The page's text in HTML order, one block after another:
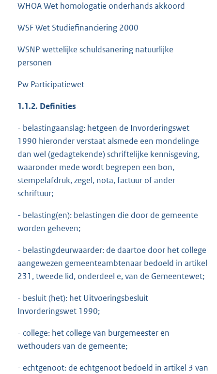
WHOA Wet homologatie onderhands akkoord
WSF Wet Studiefinanciering 2000
WSNP wettelijke schuldsanering natuurlijke
personen
Pw Participatiewet
1.1.2. Definities
- belastingaanslag: hetgeen de Invorderingswet
1990 hieronder verstaat alsmede een mondelinge
dan wel (gedagtekende) schriftelijke kennisgeving,
waaronder mede wordt begrepen een bon,
stempelafdruk, zegel, nota, factuur of ander
schriftuur;
- belasting(en): belastingen die door de gemeente
worden geheven;
- belastingdeurwaarder: de daartoe door het college
aangewezen gemeenteambtenaar bedoeld in artikel
231, tweede lid, onderdeel e, van de Gemeentewet;
- besluit (het): het Uitvoeringsbesluit
Invorderingswet 1990;
- college: het college van burgemeester en
wethouders van de gemeente;
- echtgenoot: de echtgenoot bedoeld in artikel 3 van